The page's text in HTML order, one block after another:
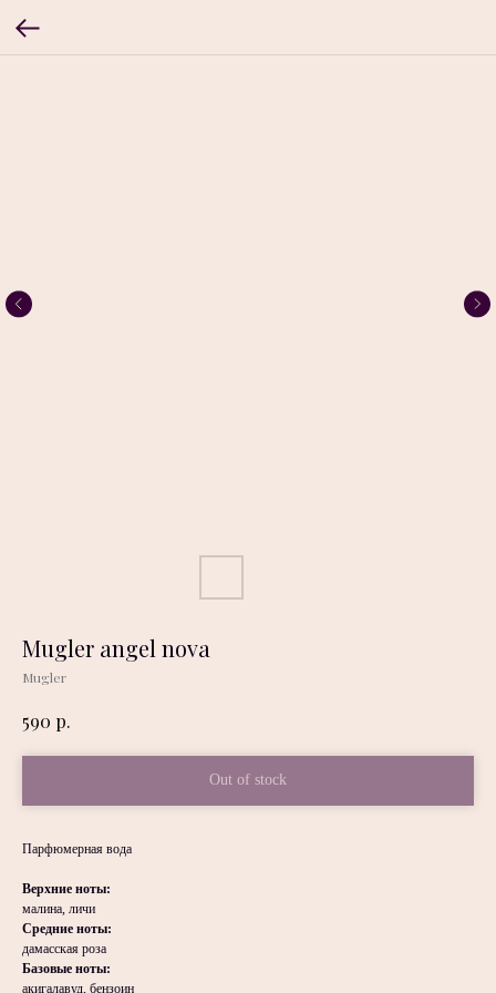
Mugler angel nova
Mugler
590 р.
Out of stock
Парфюмерная вода
Верхние ноты:
малина, личи
Средние ноты:
дамасская роза
Базовые ноты:
акигалавуд, бензоин